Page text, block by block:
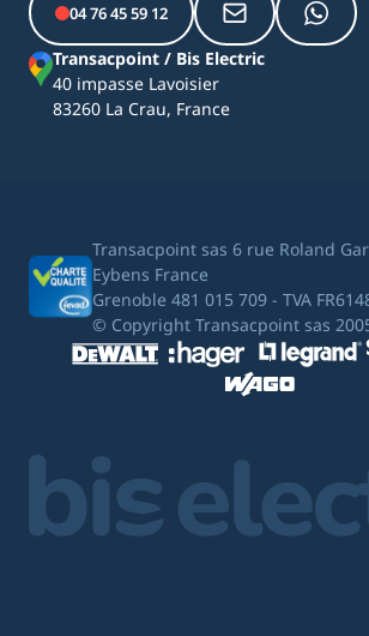
04 76 45 59 12
Transacpoint / Bis Electric
40 impasse Lavoisier
83260 La Crau, France
Transacpoint sas 6 rue Roland
Eybens France
Grenoble 481 015 709 - TVA
© Copyright Transacpoint sas